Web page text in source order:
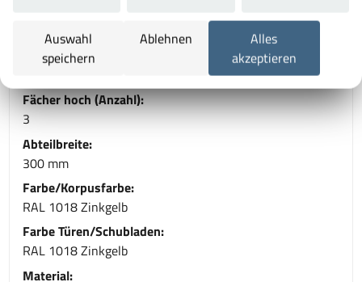
Zylinderschloss
Fächer breit (Anzahl):
Fächer hoch (Anzahl):
3
Abteilbreite:
300 mm
Farbe/Korpusfarbe:
RAL 1018 Zinkgelb
Farbe Türen/Schubladen:
RAL 1018 Zinkgelb
Material:
Auswahl
speichern
Ablehnen
Alles
akzeptieren